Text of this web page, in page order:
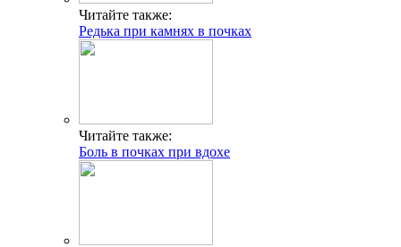
Читайте также:
Редька при камнях в почках
Читайте также:
Боль в почках при вдохе